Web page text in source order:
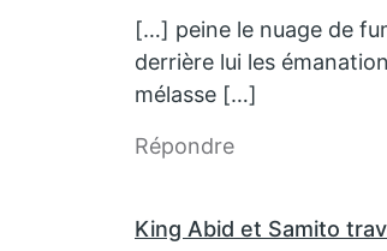
[…] peine le nuage de
derrière lui les
mélasse […]
Répondre
King Abid et Samito